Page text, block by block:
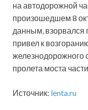
на автодорожной
произошедшем 8
данным, взорвался
привел к
железнодорожного
пролета моста
Источник: lenta.ru